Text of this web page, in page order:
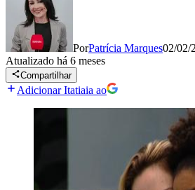
PorPatrícia Marques02/02/
Atualizado há 6 meses
Compartilhar
Adicionar Itatiaia ao